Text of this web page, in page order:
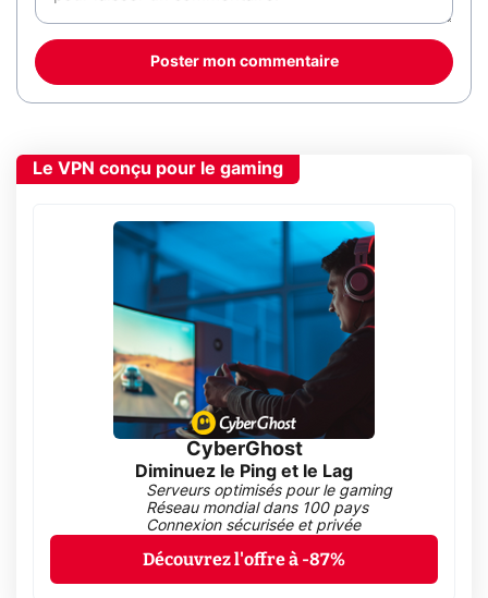
Poster mon commentaire
Le VPN conçu pour le gaming
CyberGhost
Diminuez le Ping et le Lag
Serveurs optimisés pour le gaming
Réseau mondial dans 100 pays
Connexion sécurisée et privée
Découvrez l'offre à -87%